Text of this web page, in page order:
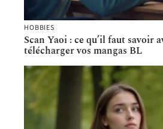
HOBBIES
Scan Yaoi : ce qu’il faut savoir
télécharger vos mangas BL